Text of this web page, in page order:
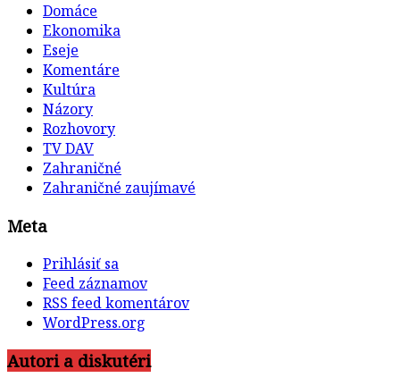
Domáce
Ekonomika
Eseje
Komentáre
Kultúra
Názory
Rozhovory
TV DAV
Zahraničné
Zahraničné zaujímavé
Meta
Prihlásiť sa
Feed záznamov
RSS feed komentárov
WordPress.org
Autori a diskutéri